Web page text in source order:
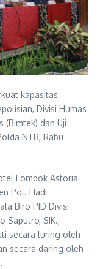
kapasitas
Divisi Humas
(Bimtek) dan Uji
NTB, Rabu
Lombok Astoria
Pol. Hadi
Biro PID Divisi
Saputro, SIK.,
secara luring oleh
secara daring oleh